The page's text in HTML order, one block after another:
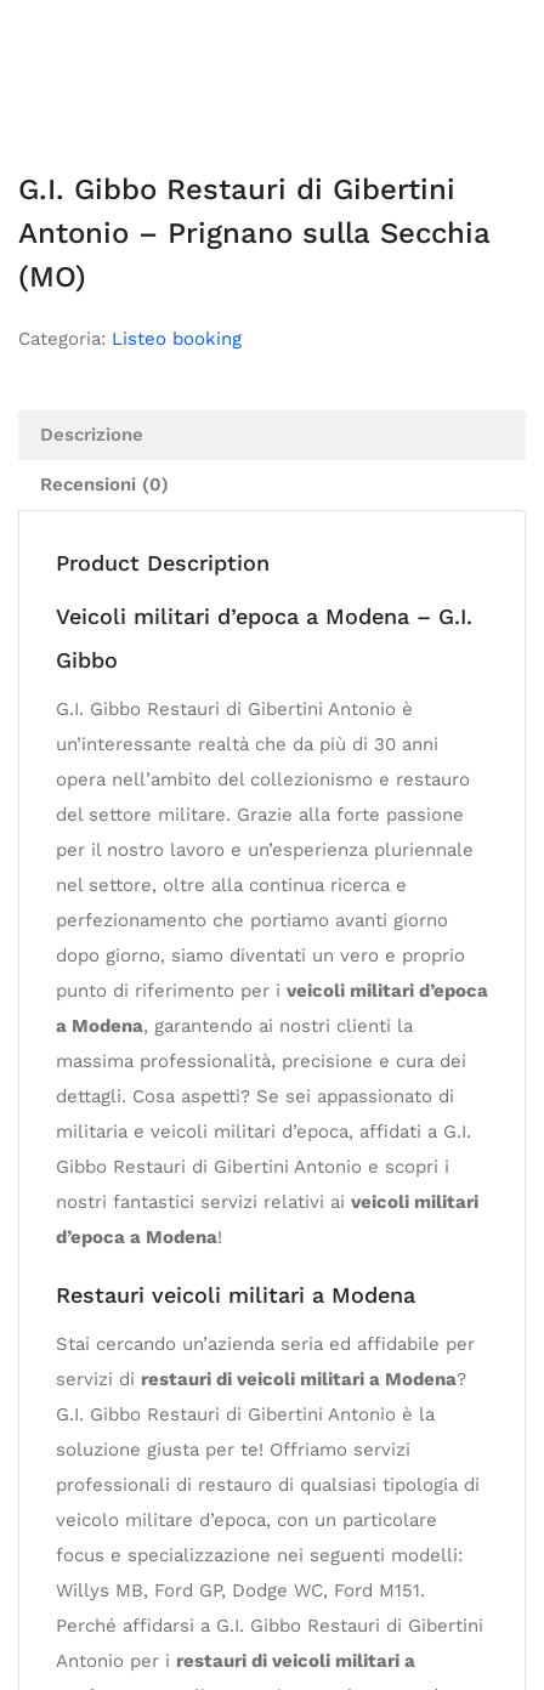
G.I. Gibbo Restauri di Gibertini
Antonio – Prignano sulla Secchia
(MO)
Categoria: Listeo booking
Descrizione
Recensioni (0)
Product Description
Veicoli militari d’epoca a Modena – G.I.
Gibbo
G.I. Gibbo Restauri di Gibertini Antonio è
un’interessante realtà che da più di 30 anni
opera nell’ambito del collezionismo e restauro
del settore militare. Grazie alla forte passione
per il nostro lavoro e un’esperienza pluriennale
nel settore, oltre alla continua ricerca e
perfezionamento che portiamo avanti giorno
dopo giorno, siamo diventati un vero e proprio
punto di riferimento per i veicoli militari d’epoca
a Modena, garantendo ai nostri clienti la
massima professionalità, precisione e cura dei
dettagli. Cosa aspetti? Se sei appassionato di
militaria e veicoli militari d’epoca, affidati a G.I.
Gibbo Restauri di Gibertini Antonio e scopri i
nostri fantastici servizi relativi ai veicoli militari
d’epoca a Modena!
Restauri veicoli militari a Modena
Stai cercando un’azienda seria ed affidabile per
servizi di restauri di veicoli militari a Modena?
G.I. Gibbo Restauri di Gibertini Antonio è la
soluzione giusta per te! Offriamo servizi
professionali di restauro di qualsiasi tipologia di
veicolo militare d’epoca, con un particolare
focus e specializzazione nei seguenti modelli:
Willys MB, Ford GP, Dodge WC, Ford M151.
Perché affidarsi a G.I. Gibbo Restauri di Gibertini
Antonio per i restauri di veicoli militari a